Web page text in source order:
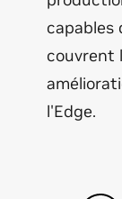
capables
couvrent
l'Edge.